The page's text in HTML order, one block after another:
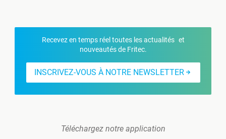
Recevez en temps réel toutes les actualités et
nouveautés de Fritec.
INSCRIVEZ-VOUS À NOTRE NEWSLETTER
Téléchargez notre application